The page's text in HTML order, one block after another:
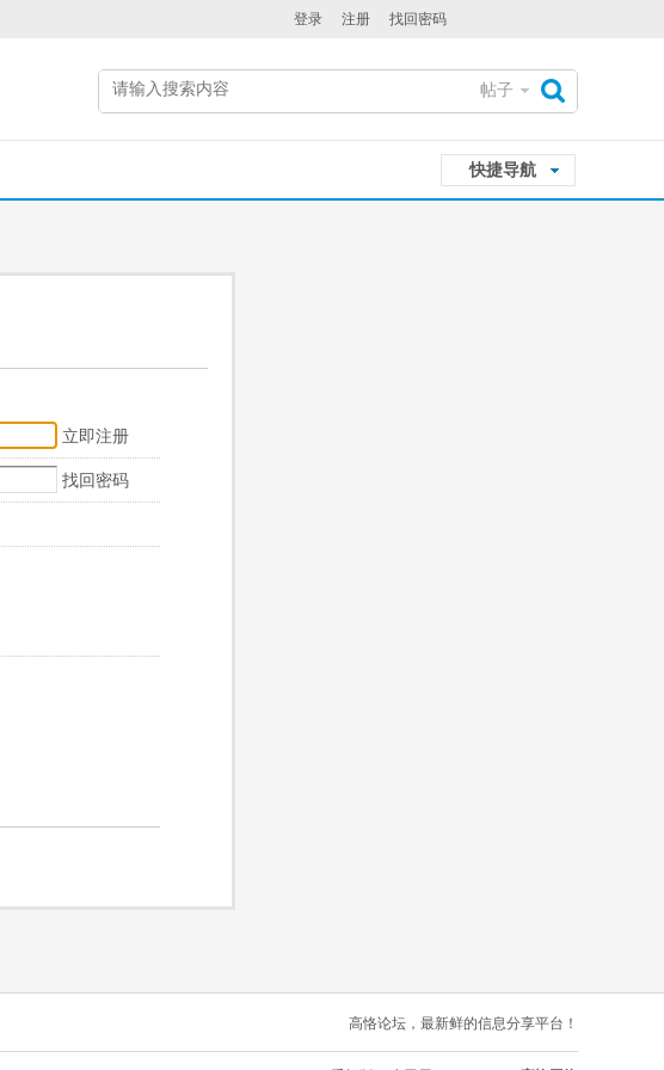
登录 注册 找回密码
帖子
快捷导航
立即注册
找回密码
高恪论坛，最新鲜的信息分享平台！